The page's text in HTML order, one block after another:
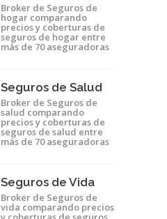
Broker de Seguros de
hogar comparando
precios y coberturas de
seguros de hogar entre
más de 70 aseguradoras
Seguros de Salud
Broker de Seguros de
salud comparando
precios y coberturas de
seguros de salud entre
más de 70 aseguradoras
Seguros de Vida
Broker de Seguros de
vida comparando precios